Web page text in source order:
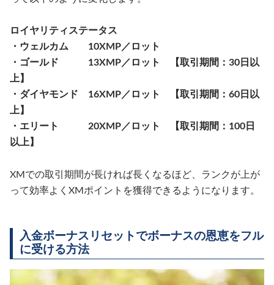
ロイヤリティステータス
・ウェルカム 10XMP／ロット
・ゴールド 13XMP／ロット 【取引期間：30日以
上】
・ダイヤモンド 16XMP／ロット 【取引期間：60日以
上】
・エリート 20XMP／ロット 【取引期間：100日
以上】
XMでの取引期間が長ければ長くなるほど、ランクが上が
って効率よくXMポイントを獲得できるようになります。
入金ボーナスリセットでボーナスの恩恵をフル
に受ける方法